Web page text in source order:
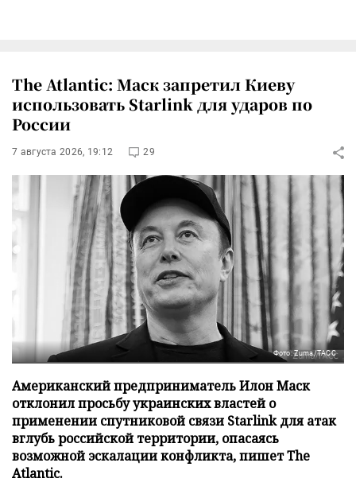
The Atlantic: Маск запретил Киеву
использовать Starlink для ударов по
России
7 августа 2026, 19:12 29
Фото: Zuma/ТАСС
Американский предприниматель Илон Маск
отклонил просьбу украинских властей о
применении спутниковой связи Starlink для атак
вглубь российской территории, опасаясь
возможной эскалации конфликта, пишет The
Atlantic.